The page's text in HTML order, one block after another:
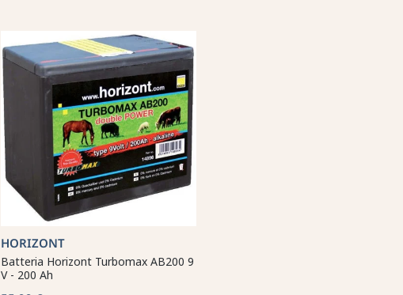
HORIZONT
Batteria Horizont Turbomax AB200 9
V - 200 Ah